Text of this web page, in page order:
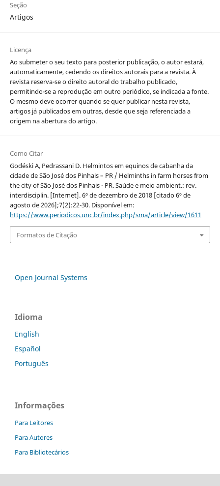
Seção
Artigos
Licença
Ao submeter o seu texto para posterior publicação, o autor estará,
automaticamente, cedendo os direitos autorais para a revista. À
revista reserva-se o direito autoral do trabalho publicado,
permitindo-se a reprodução em outro periódico, se indicada a fonte.
O mesmo deve ocorrer quando se quer publicar nesta revista,
artigos já publicados em outras, desde que seja referenciada a
origem na abertura do artigo.
Como Citar
Godéski A, Pedrassani D. Helmintos em equinos de cabanha da
cidade de São José dos Pinhais – PR / Helminths in farm horses from
the city of São José dos Pinhais - PR. Saúde e meio ambient.: rev.
interdisciplin. [Internet]. 6º de dezembro de 2018 [citado 6º de
agosto de 2026];7(2):22-30. Disponível em:
https://www.periodicos.unc.br/index.php/sma/article/view/1611
Formatos de Citação
Open Journal Systems
Idioma
English
Español
Português
Informações
Para Leitores
Para Autores
Para Bibliotecários